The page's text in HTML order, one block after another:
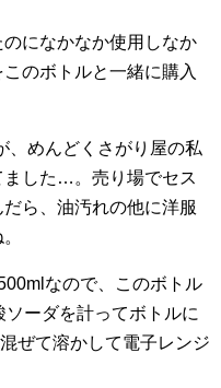
になかなか使用しなか
のボトルと一緒に購入
、めんどくさがり屋の私
ました…。売り場でセス
ら、油汚れの他に洋服
なので、このボトル
ーダを計ってボトルに
ぜて溶かして電子レンジ